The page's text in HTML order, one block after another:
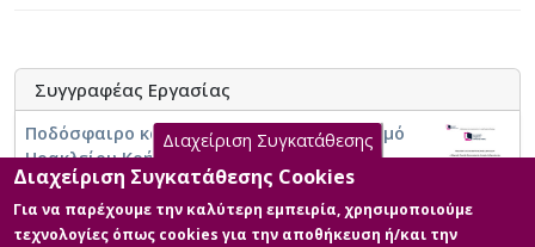
Συγγραφέας Εργασίας
Ποδόσφαιρο και τοπική κοινωνία στο νομό
Ηρακλείου Κρήτης
Διαχείριση Συγκατάθεσης
Διαχείριση Συγκατάθεσης Cookies
Για να παρέχουμε την καλύτερη εμπειρία, χρησιμοποιούμε
τεχνολογίες όπως cookies για την αποθήκευση ή/και την